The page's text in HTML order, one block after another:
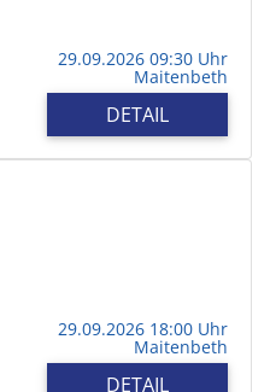
29.09.2026 09:30 Uhr
Maitenbeth
DETAIL
29.09.2026 18:00 Uhr
Maitenbeth
DETAIL